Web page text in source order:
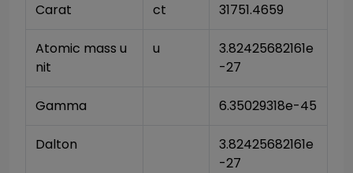
Carat ct 31751.4659
Atomic mass u
nit
u
3.82425682161e
-27
Gamma 6.35029318e-45
Dalton
3.82425682161e
-27